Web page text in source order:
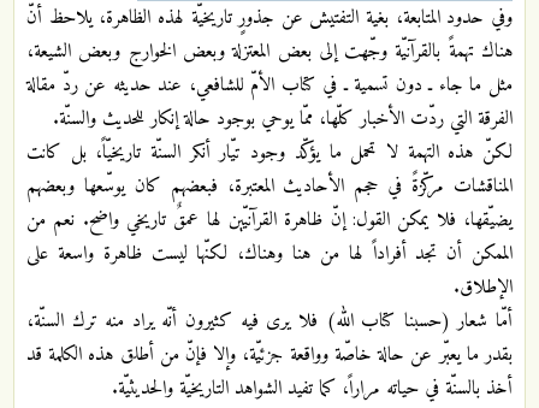
وفي حدود المتابعة، بغية التفتيش عن جذورٍ تاريخيّة لهذه الظاهرة، يلاحظ أنّ
هناك تهمةً بالقرآنيّة وجّهت إلى بعض المعتزلة وبعض الخوارج وبعض الشيعة،
مثل ما جاء ـ دون تسمية ـ في كتاب الأمّ للشافعي، عند حديثه عن ردّ مقالة
الفرقة التي ردّت الأخبار كلّها، ممّا يوحي بوجود حالة إنكار للحديث والسنّة.
لكنّ هذه التهمة لا تحمل ما يؤكّد وجود تيّار أنكر السنّة تاريخيّاً، بل كانت
المناقشات مركّزةً في حجم الأحاديث المعتبرة، فبعضهم كان يوسّعها وبعضهم
يضيّقها، فلا يمكن القول: إنّ ظاهرة القرآنيّين لها عمقٌ تاريخي واضح. نعم من
الممكن أن تجد أفراداً لها من هنا وهناك، لكنّها ليست ظاهرة واسعة على
الإطلاق.
أمّا شعار (حسبنا كتاب الله) فلا يرى فيه كثيرون أنّه يراد منه ترك السنّة،
بقدر ما يعبّر عن حالة خاصّة وواقعة جزئيّة، وإلا فإنّ من أطلق هذه الكلمة قد
أخذ بالسنّة في حياته مراراً، كما تفيد الشواهد التاريخيّة والحديثيّة.